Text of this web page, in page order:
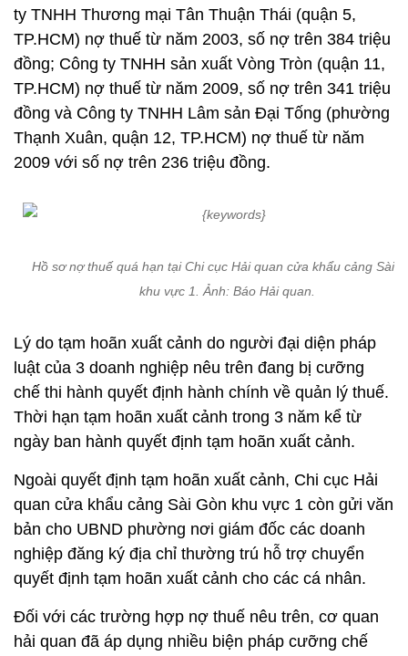
ty TNHH Thương mại Tân Thuận Thái (quận 5,
TP.HCM) nợ thuế từ năm 2003, số nợ trên 384 triệu
đồng; Công ty TNHH sản xuất Vòng Tròn (quận 11,
TP.HCM) nợ thuế từ năm 2009, số nợ trên 341 triệu
đồng và Công ty TNHH Lâm sản Đại Tống (phường
Thạnh Xuân, quận 12, TP.HCM) nợ thuế từ năm
2009 với số nợ trên 236 triệu đồng.
Hồ sơ nợ thuế quá hạn tại Chi cục Hải quan cửa khẩu cảng Sài
khu vực 1. Ảnh: Báo Hải quan.
Lý do tạm hoãn xuất cảnh do người đại diện pháp
luật của 3 doanh nghiệp nêu trên đang bị cưỡng
chế thi hành quyết định hành chính về quản lý thuế.
Thời hạn tạm hoãn xuất cảnh trong 3 năm kể từ
ngày ban hành quyết định tạm hoãn xuất cảnh.
Ngoài quyết định tạm hoãn xuất cảnh, Chi cục Hải
quan cửa khẩu cảng Sài Gòn khu vực 1 còn gửi văn
bản cho UBND phường nơi giám đốc các doanh
nghiệp đăng ký địa chỉ thường trú hỗ trợ chuyển
quyết định tạm hoãn xuất cảnh cho các cá nhân.
Đối với các trường hợp nợ thuế nêu trên, cơ quan
hải quan đã áp dụng nhiều biện pháp cưỡng chế